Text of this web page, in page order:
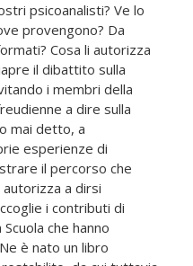
psicoanalisti? Ve lo
provengono? Da
Cosa li autorizza
il dibattito sulla
i membri della
a dire sulla
mai detto, a
esperienze di
il percorso che
a dirsi
i contributi di
che hanno
è nato un libro